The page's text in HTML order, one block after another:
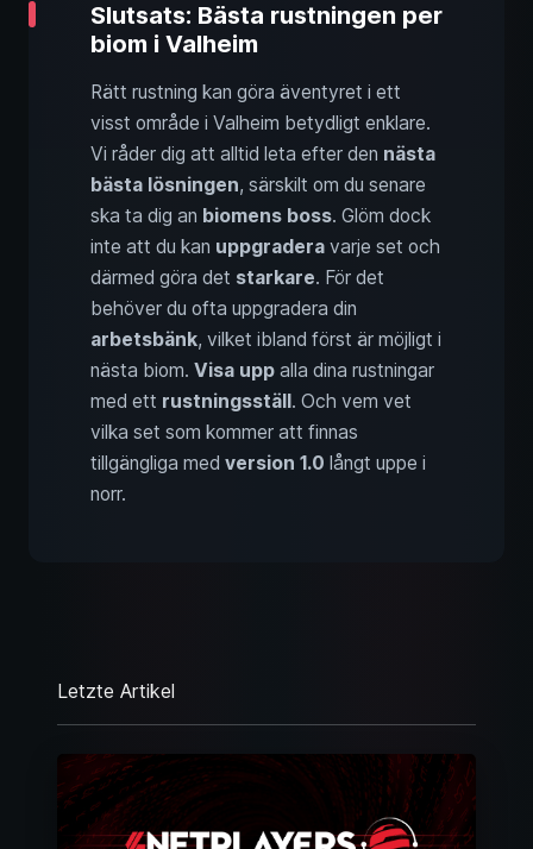
Slutsats: Bästa rustningen per
biom i Valheim
Rätt rustning kan göra äventyret i ett
visst område i Valheim betydligt enklare.
Vi råder dig att alltid leta efter den nästa
bästa lösningen, särskilt om du senare
ska ta dig an biomens boss. Glöm dock
inte att du kan uppgradera varje set och
därmed göra det starkare. För det
behöver du ofta uppgradera din
arbetsbänk, vilket ibland först är möjligt i
nästa biom. Visa upp alla dina rustningar
med ett rustningsställ . Och vem vet
vilka set som kommer att finnas
tillgängliga med version 1.0 långt uppe i
norr.
Letzte Artikel